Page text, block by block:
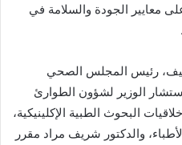
معايير الجودة والسلامة في
رئيس المجلس الصحي
الوزير لشؤون الطوارئ
البحوث الطبية الإكلينيكية،
والدكتور شريف مراد مقرر